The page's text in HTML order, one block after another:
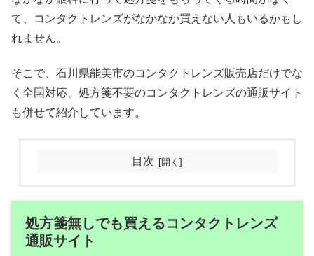
て、コンタクトレンズがなかなか買えない人もいるかもし
れません。
そこで、石川県能美市のコンタクトレンズ販売店だけでな
く全国対応、処方箋不要のコンタクトレンズの通販サイト
も併せて紹介しています。
目次
処方箋無しでも買えるコンタクトレンズ
通販サイト